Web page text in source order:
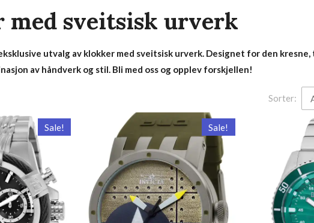
med sveitsisk urverk
utvalg av klokker med sveitsisk urverk. Designet for den
av håndverk og stil. Bli med oss og opplev forskjellen!
Sorter:
Sale! Sale!